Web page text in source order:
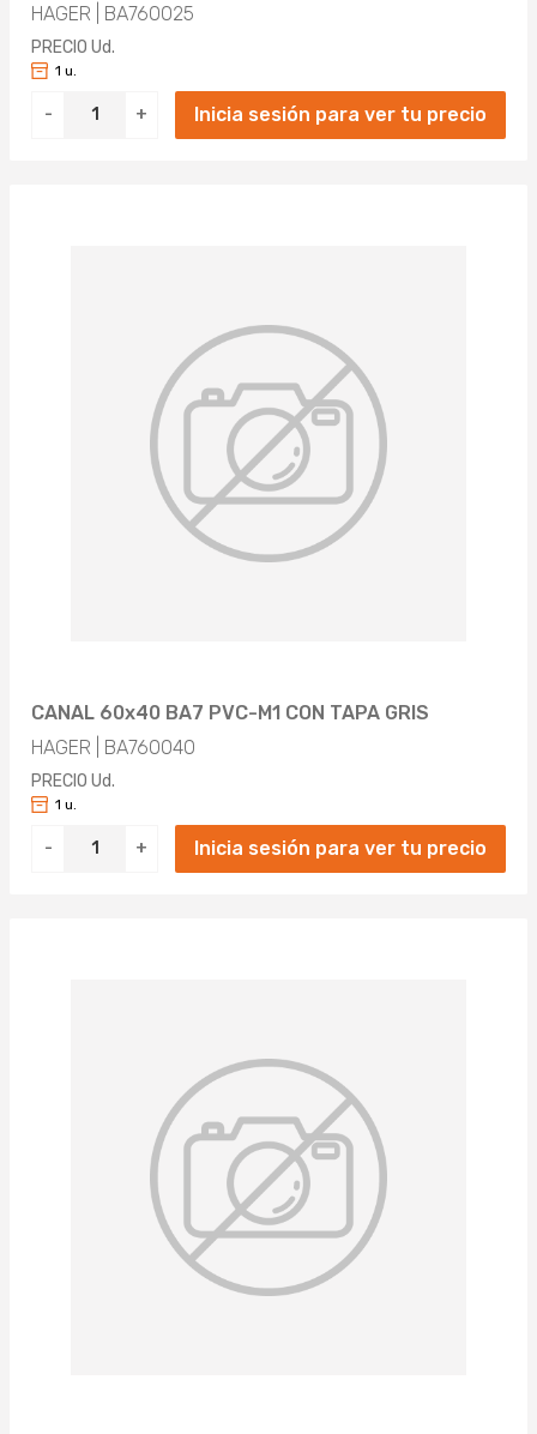
HAGER | BA760025
PRECIO Ud.
- +
1 u.
Inicia sesión para ver tu precio
CANAL 60x40 BA7 PVC-M1 CON TAPA GRIS
HAGER | BA760040
PRECIO Ud.
- +
1 u.
Inicia sesión para ver tu precio